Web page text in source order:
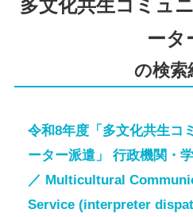
会報誌「おかやま国際交流」
お問い合わせ先一覧
イベ
外国語講座
OPIEF MOVIE CHANNEL
外国人サ
岡山県外国人相談センター
ビザ相談
無料法律相談
にほ
次・延長申請受付は９月１日（火）
子ども日本語学習支援ガイドブック
ボランティアをしたい
ボランティアを頼みたい
ボランティア登録数
図書資
雑誌・新聞
繁体中
한국
多文化共生コミュ
ータ
の検索
令和8年度「多文化共生コ
ーター派遣」 行政機関・
／ Multicultural
Service (interpreter